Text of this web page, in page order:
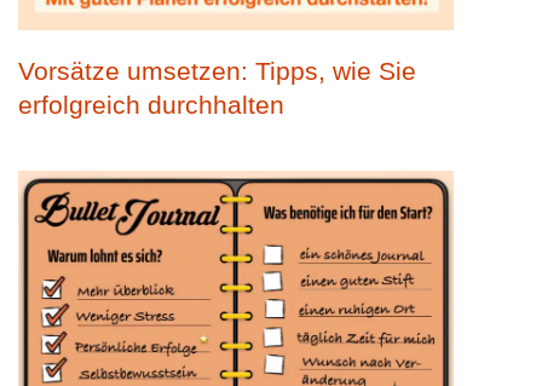
Vorsätze umsetzen: Tipps, wie Sie
erfolgreich durchhalten